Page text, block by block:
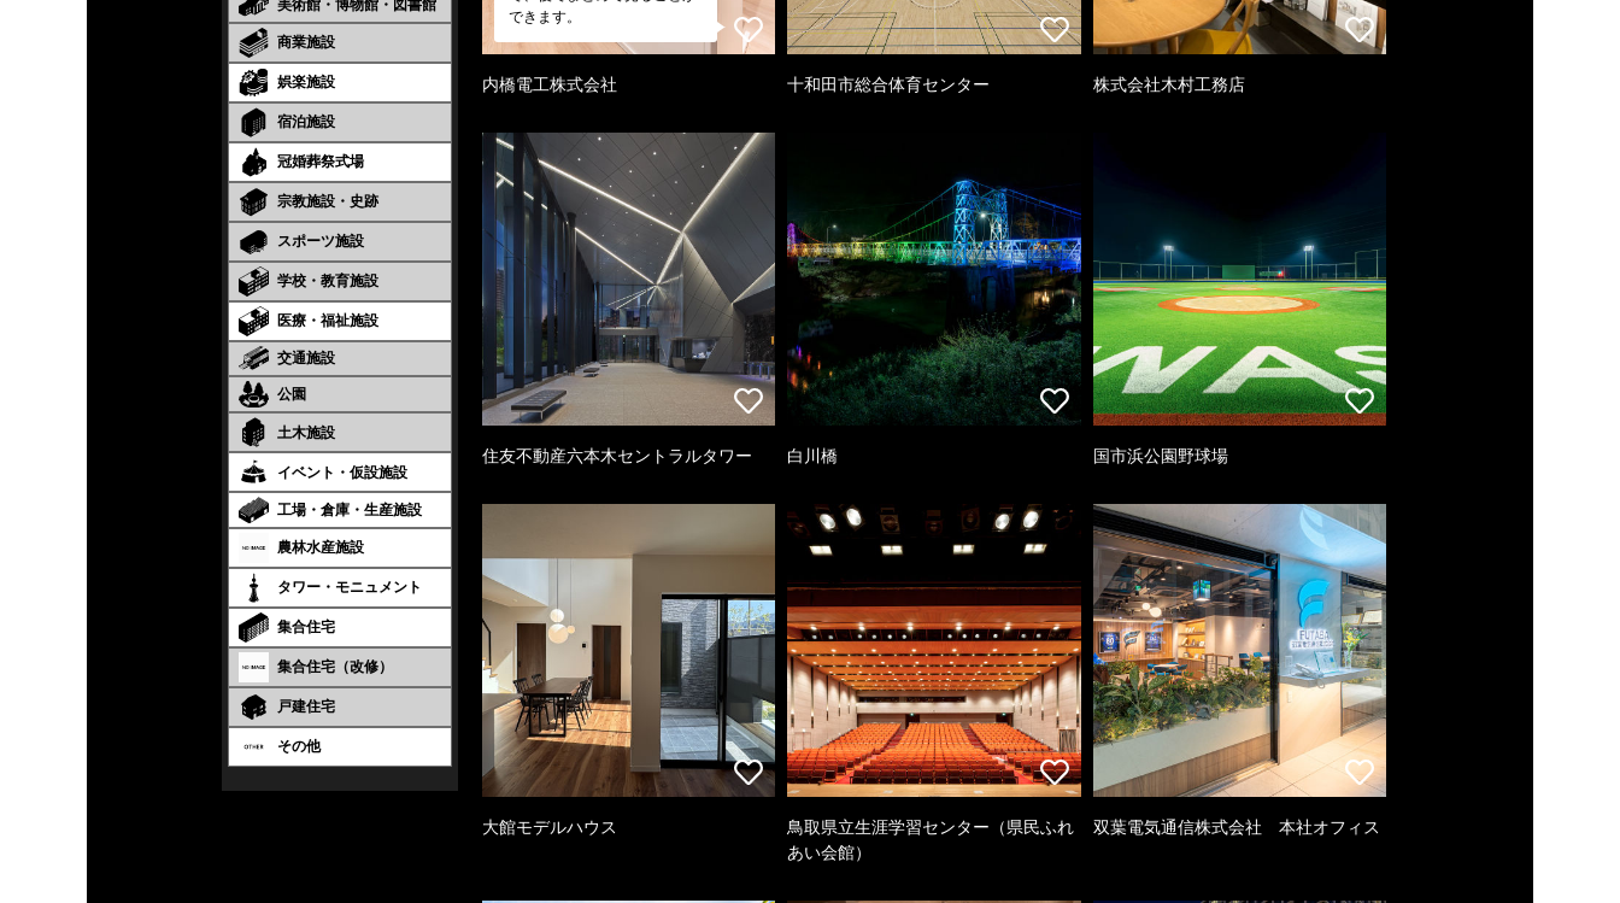
美術館・博物館・図書館
商業施設
娯楽施設
宿泊施設
冠婚葬祭式場
宗教施設・史跡
スポーツ施設
学校・教育施設
医療・福祉施設
交通施設
公園
土木施設
イベント・仮設施設
工場・倉庫・生産施設
農林水産施設
タワー・モニュメント
集合住宅
集合住宅（改修）
戸建住宅
その他
できます。
内橋電工株式会社 十和田市総合体育センター 株式会社木村工務店
住友不動産六本木セントラルタワー 白川橋 国市浜公園野球場
大館モデルハウス
鳥取県立生涯学習センター（県民ふれ
あい会館）
双葉電気通信株式会社 本社オフィス